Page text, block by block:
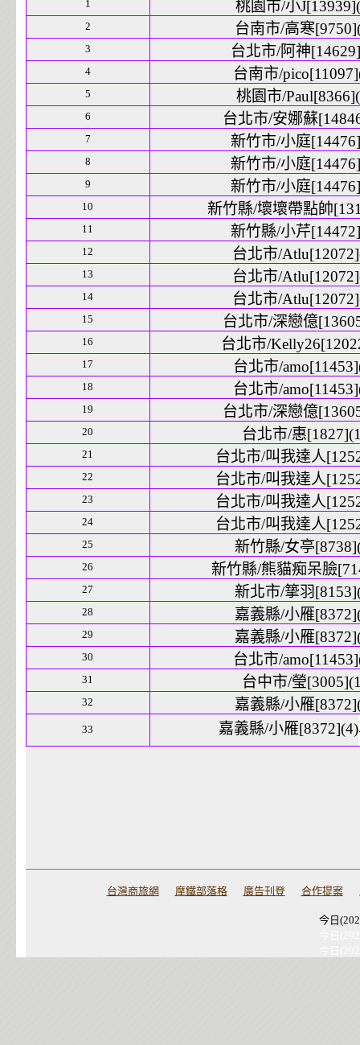
1 桃園市/小
2 台南市/高寒
3 台北市/阿神
4 台南市/
5 桃園市/
6 台北市/安娜蘇
7 新竹市/小庭
8 新竹市/小庭
9 新竹市/小庭
10 新竹縣/壞壞帶點帥
11 新竹縣/小芹
12 台北市/
13 台北市/
14 台北市/
15 台北市/深戀億
16 台北市/
17 台北市/
18 台北市/
19 台北市/深戀億
20 台北市/惠
21 台北市/叫我達人
22 台北市/叫我達人
23 台北市/叫我達人
24 台北市/叫我達人
25 新竹縣/女亭
26 新竹縣/熊貓痴呆臉
27 新北市/篫羽
28 嘉義縣/小雁
29 嘉義縣/小雁
30 台北市/
31 台中市/瑩
32 嘉義縣/小雁
33 嘉義縣/小雁[8372](4)
台灣商旅網 摩鐵部落格 廣告刊登 合作提案
今日